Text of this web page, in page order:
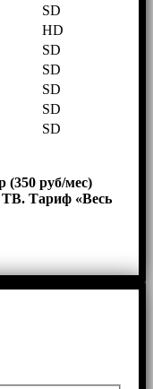
SD
HD
SD
SD
SD
SD
SD
(350 руб/мес)
ТВ. Тариф «Весь